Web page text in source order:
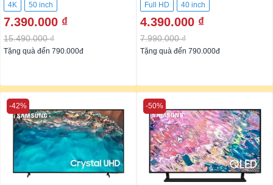
4K 50 inch
7.390.000 ₫
15.490.000 ₫
Tặng quà đến 790.000đ
Full HD 40 inch
4.390.000 ₫
7.990.000 ₫
Tặng quà đến 790.000đ
-42% -50%